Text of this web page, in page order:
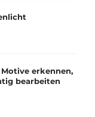
erkennen,
bearbeiten